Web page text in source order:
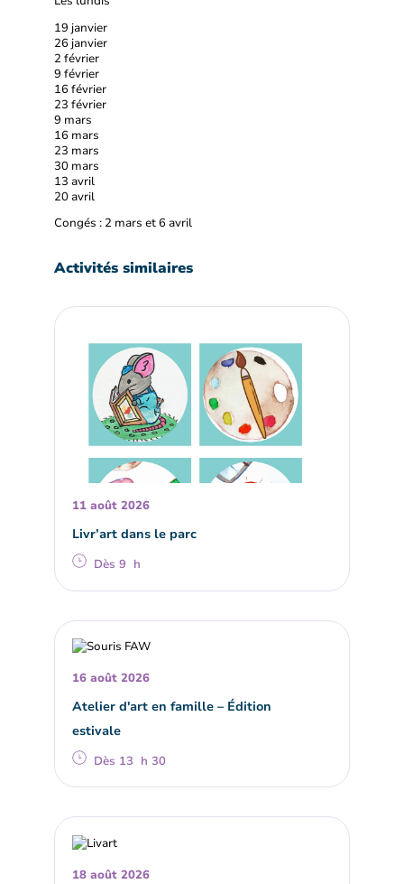
19 janvier
26 janvier
2 février
9 février
16 février
23 février
9 mars
16 mars
23 mars
30 mars
13 avril
20 avril
Congés : 2 mars et 6 avril
Activités similaires
11 août 2026
Livr’art dans le parc
Dès 9 h
16 août 2026
Atelier d'art en famille – Édition
estivale
Dès 13 h 30
18 août 2026